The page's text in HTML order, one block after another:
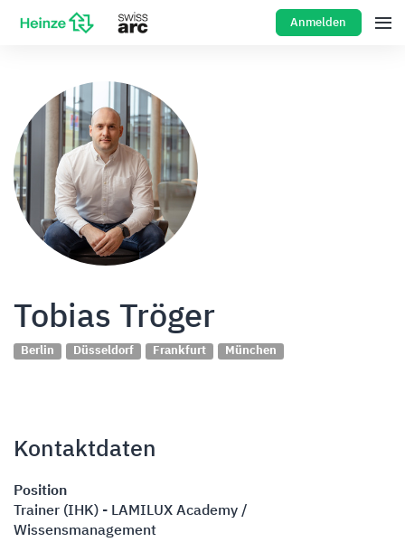
Anmelden
Tobias Tröger
Berlin Düsseldorf Frankfurt München
Kontaktdaten
Position
Trainer (IHK) - LAMILUX Academy /
Wissensmanagement